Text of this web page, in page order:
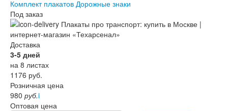
Комплект плакатов Дорожные знаки
Под заказ
Доставка
3-5 дней
на 8 листах
1176 руб.
Розничная цена
980 руб.i
Оптовая цена